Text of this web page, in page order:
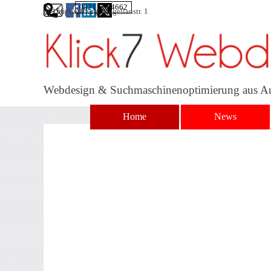
Direkt zum Seiteninhalt0821 5664662
86156 Augsburg, Magellanstr. 1
Impressum
Webdesign & Suchmaschinenoptimierung aus
Home News